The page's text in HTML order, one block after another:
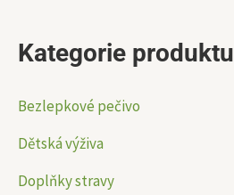
Kategorie produktu
Bezlepkové pečivo
Dětská výživa
Doplňky stravy